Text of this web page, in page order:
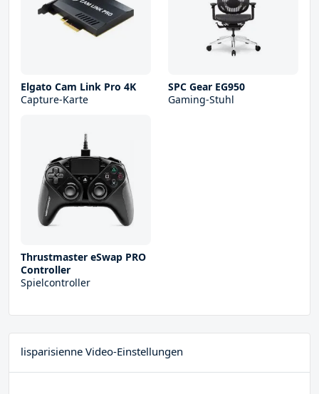
Elgato Cam Link Pro 4K
Capture-Karte
SPC Gear EG950
Gaming-Stuhl
Thrustmaster eSwap PRO
Controller
Spielcontroller
lisparisienne Video-Einstellungen